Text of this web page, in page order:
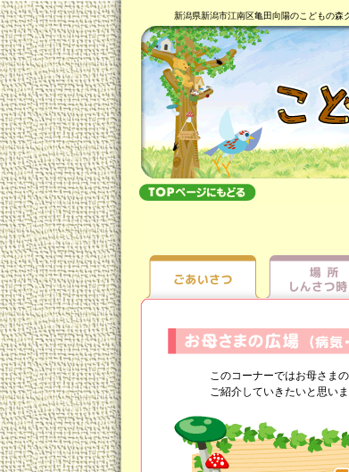
新潟県新潟市江南区亀田向陽のこどもの森
このコーナーではお母さま
ご紹介していきたいと思いま